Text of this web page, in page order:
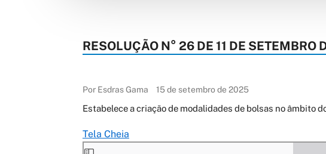
RESOLUÇÃO N° 26 DE 11 DE SETEMBRO
Por Esdras Gama 15 de setembro de 2025
Estabelece a criação de modalidades de bolsas no âmbito
Tela Cheia
Skip